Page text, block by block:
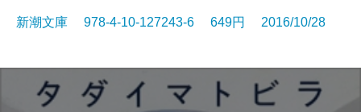
新潮文庫 978-4-10-127243-6 649円 2016/10/28